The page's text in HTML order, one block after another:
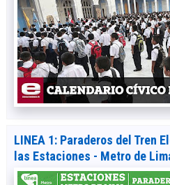
LINEA 1: Paraderos del Tren
las Estaciones - Metro de